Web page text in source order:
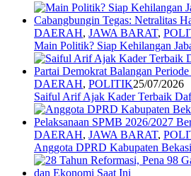
DAERAH, JAWA BARAT,
Main Politik? Siap Kehilangan
DAERAH, POLITIK25/07/2026
Saiful Arif Ajak Kader Terbaik
DAERAH, JAWA BARAT,
Anggota DPRD Kabupaten